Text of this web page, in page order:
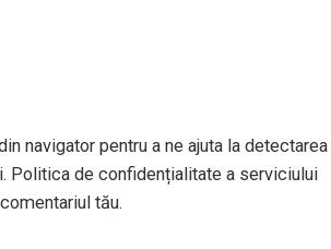
navigator pentru a ne ajuta la detectarea
Politica de confidențialitate a serviciului
tău.